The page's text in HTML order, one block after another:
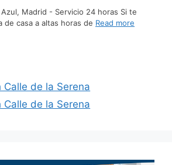
Madrid - Servicio 24 horas Si te
de casa a altas horas de Read more
Calle de la Serena
Calle de la Serena